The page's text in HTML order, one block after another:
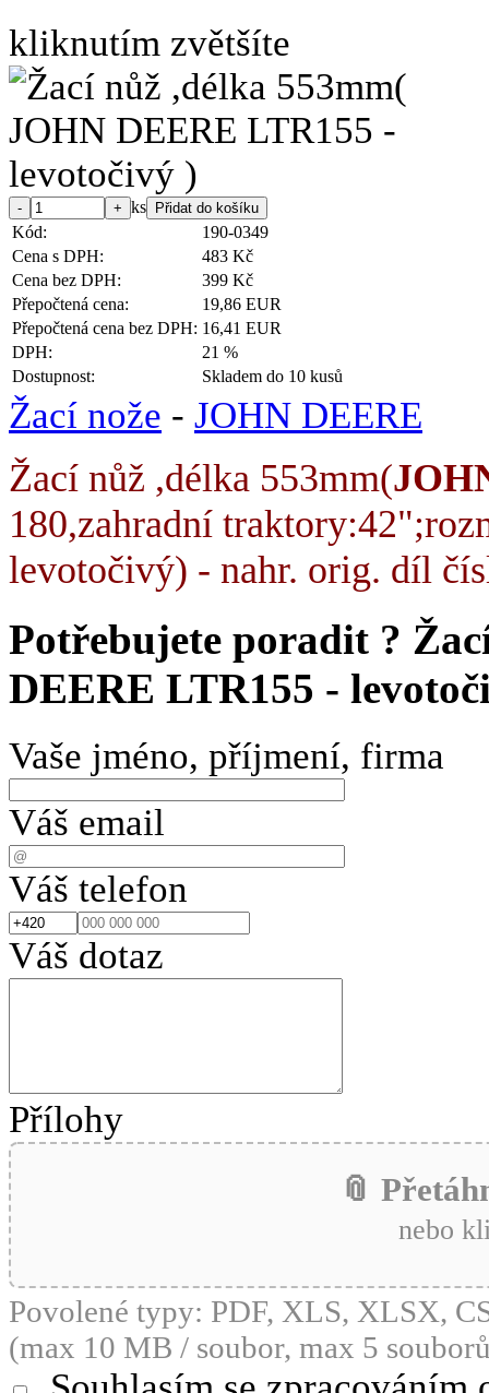
kliknutím zvětšíte
ks
Kód:
190-0349
Cena s DPH:
483 Kč
Cena bez DPH:
399 Kč
Přepočtená cena:
19,86 EUR
Přepočtená cena bez DPH: 16,41 EUR
DPH:
21 %
Dostupnost:
Skladem do 10 kusů
Žací nože - JOHN DEERE
Žací nůž ,délka 553mm(
180,zahradní
levotočivý) - nahr. orig. díl
Potřebujete poradit ?
DEERE LTR155 -
Vaše jméno, příjmení, firma
Váš email
Váš telefon
Váš dotaz
Přílohy
📎
nebo
Povolené typy: PDF, XLS, XLSX,
(max 10 MB / soubor, max 5